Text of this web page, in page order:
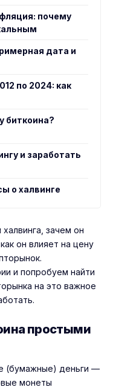
почему
дата и
по 2024: как
биткоина?
и заработать
о халвинге
зачем он
он влияет на цену
и попробуем найти
на это важное
простыми
(бумажные) деньги —
монеты